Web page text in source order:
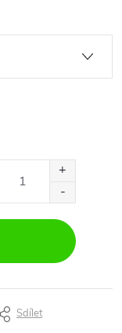
Sdílet